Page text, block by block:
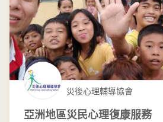
災後心理輔導協會
亞洲地區災民心理復康服務